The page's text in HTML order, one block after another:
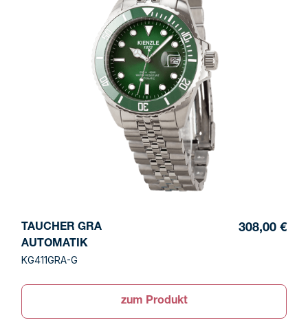
TAUCHER GRA
AUTOMATIK
KG411GRA-G
308,00 €
zum Produkt